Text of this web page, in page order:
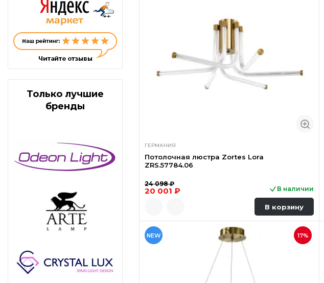
Только лучшие
бренды
ГЕРМАНИЯ
Потолочная люстра Zortes Lora
ZRS.57784.06
24 098 ₽
20 001 ₽ В наличии
В корзину
NEW 17%